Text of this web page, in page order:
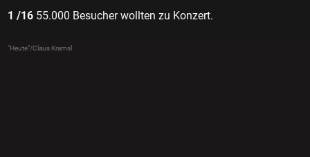
1 /16 55.000 Besucher wollten zu Konzert.
"Heute"/Claus Kramsl